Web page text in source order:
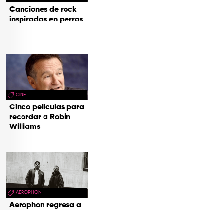
Canciones de rock
inspiradas en perros
CINE
Cinco películas para
recordar a Robin
Williams
AEROPHON
Aerophon regresa a